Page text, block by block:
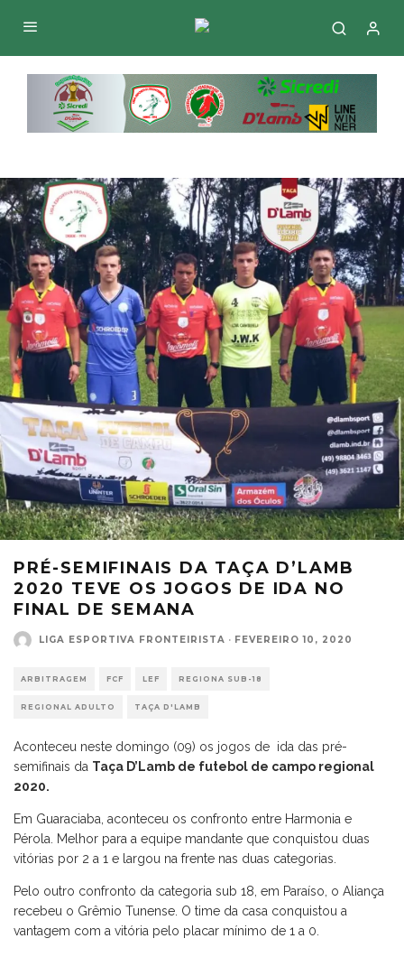
PRÉ-SEMIFINAIS DA TAÇA D’LAMB
2020 TEVE OS JOGOS DE IDA NO
FINAL DE SEMANA
LIGA ESPORTIVA FRONTEIRISTA · FEVEREIRO 10, 2020
ARBITRAGEM FCF LEF REGIONA SUB-18
REGIONAL ADULTO TAÇA D'LAMB
Aconteceu neste domingo (09) os jogos de ida das pré-
semifinais da Taça D’Lamb de futebol de campo regional
2020.
Em Guaraciaba, aconteceu os confronto entre Harmonia e
Pérola. Melhor para a equipe mandante que conquistou duas
vitórias por 2 a 1 e largou na frente nas duas categorias.
Pelo outro confronto da categoria sub 18, em Paraíso, o Aliança
recebeu o Grêmio Tunense. O time da casa conquistou a
vantagem com a vitória pelo placar mínimo de 1 a 0.